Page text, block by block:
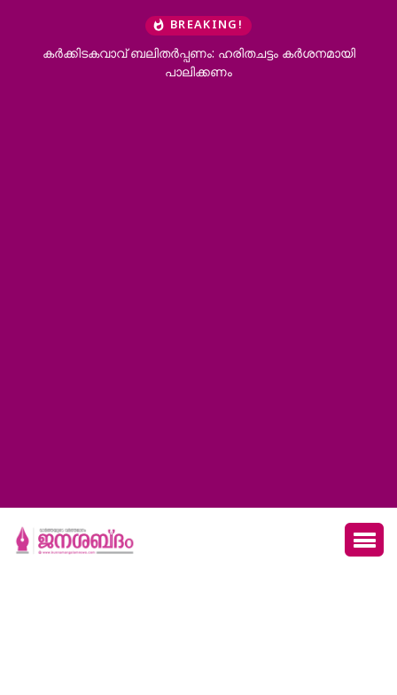
BREAKING!
കര്‍ക്കിടകവാവ് ബലിതര്‍പ്പണം: ഹരിതചട്ടം കര്‍ശനമായി
പാലിക്കണം